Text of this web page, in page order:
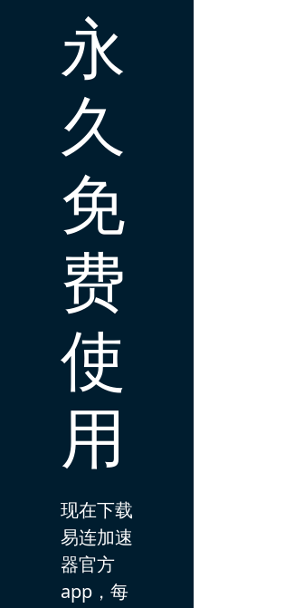
永
久
免
费
使
用
现在下载
易连加速
器官方
app，每